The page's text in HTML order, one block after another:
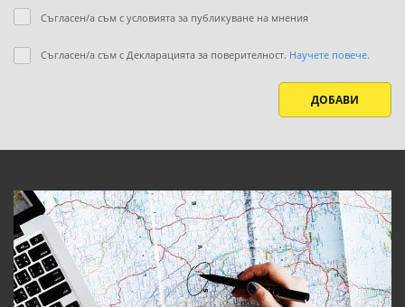
Съгласен/а съм с условията за публикуване на мнения
Съгласен/а съм с Декларацията за поверителност. Научете повече.
ДОБАВИ